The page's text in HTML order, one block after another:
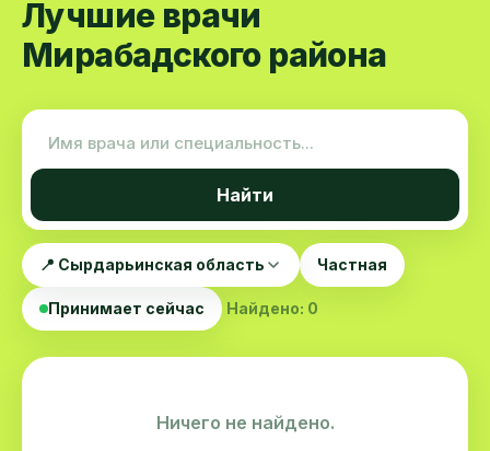
Лучшие врачи
Мирабадского района
Найти
📍 Сырдарьинская область Частная
Принимает сейчас Найдено: 0
Ничего не найдено.